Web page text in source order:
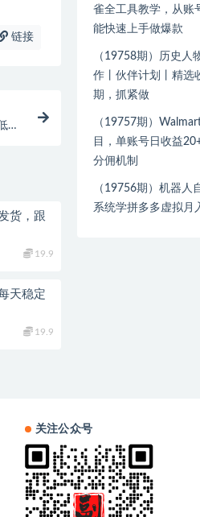
链接
成
货，跟
19.9
天稳定
19.9
雀全工具教学，从账
能快速上手做爆款
（19758期）历史人
作丨伙伴计划丨精选
期，抓紧做
（19757期）
目，单账号日收益
分佣机制
（19756期）机器人
系统学拼多多虚拟月
关注公众号